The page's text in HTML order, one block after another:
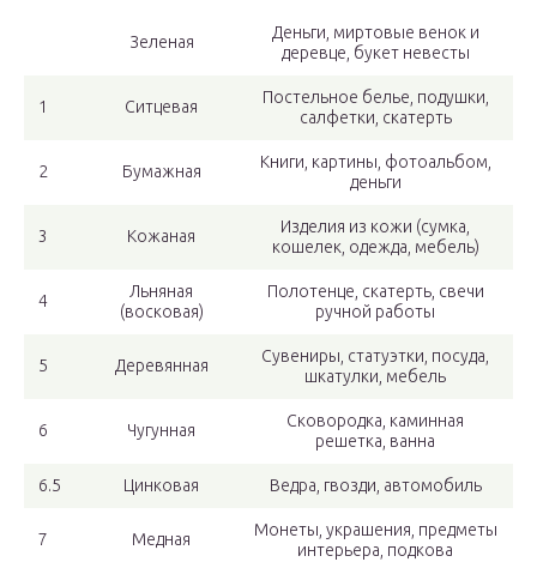
Зеленая
Деньги, миртовые венок и
деревце, букет невесты
1 Ситцевая
Постельное белье, подушки,
салфетки, скатерть
2 Бумажная
Книги, картины, фотоальбом,
деньги
3 Кожаная
Изделия из кожи (сумка,
кошелек, одежда, мебель)
4
Льняная
(восковая)
Полотенце, скатерть, свечи
ручной работы
5 Деревянная
Сувениры, статуэтки, посуда,
шкатулки, мебель
6 Чугунная
Сковородка, каминная
решетка, ванна
6.5 Цинковая Ведра, гвозди, автомобиль
7 Медная
Монеты, украшения, предметы
интерьера, подкова